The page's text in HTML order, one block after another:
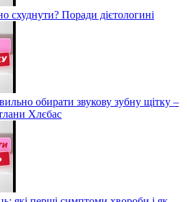
схуднути? Поради дієтологині
обирати звукову зубну щітку –
Хлєбас